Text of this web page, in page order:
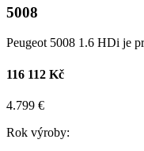
5008
Peugeot 5008 1.6 HDi je
116 112 Kč
4.799 €
Rok výroby: